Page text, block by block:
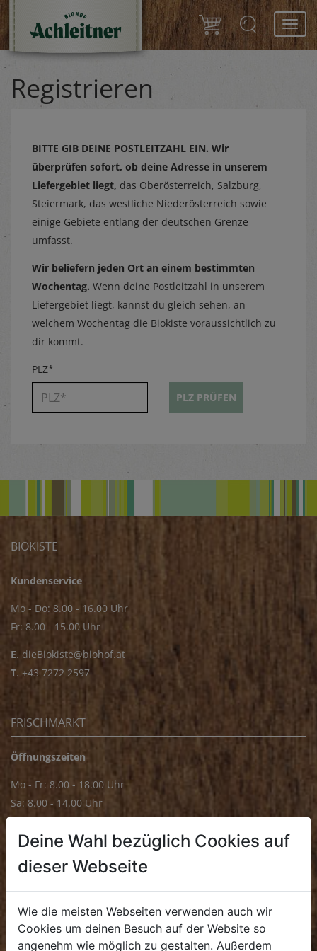
Registrieren
BITTE GIB DEINE POSTLEITZAHL EIN. Wir
überprüfen sofort, ob deine Adresse in unserem
Liefergebiet liegt, das Oberösterreich, Salzburg,
Steiermark, das westliche Niederösterreich sowie
einige Gebiete entlang der deutschen Grenze
umfasst.
Wir beliefern jeden Ort an einem bestimmten
Wochentag. Wenn deine Postleitzahl in unserem
Liefergebiet liegt, kannst du gleich sehen, an
welchem Wochentag die Biokiste voraussichtlich zu
dir kommt.
PLZ*
PLZ PRÜFEN
BIOKISTE
Kundenservice
Mo - Do: 8.00 - 16.00 Uhr
Fr: 8.00 - 15.00 Uhr
E. dieBiokiste@biohof.at
T. +43 7272 2597
FRISCHMARKT
Öffnungszeiten
Mo - Fr: 8.00 - 18.00 Uhr
Sa: 8.00 - 14.00 Uhr
Mo - Fr: 8.00 - 16.00 Uhr
. +43 7272 4859 70
Deine Wahl bezüglich Cookies auf
dieser Webseite
Wie die meisten Webseiten verwenden auch wir
Cookies um deinen Besuch auf der Website so
angenehm wie möglich zu gestalten. Außerdem